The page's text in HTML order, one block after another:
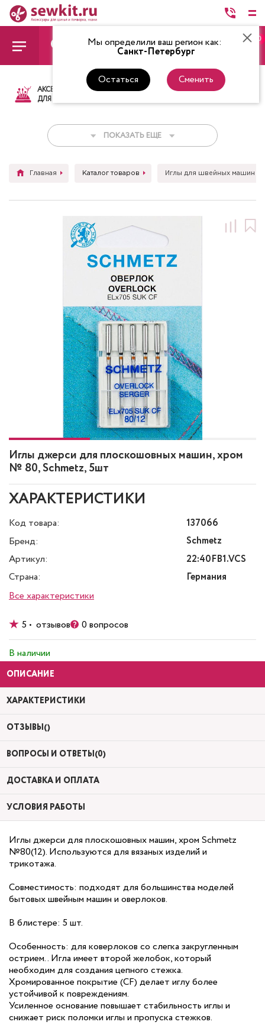
Мы определили ваш регион как:
Санкт-Петербург
Остаться Сменить
0
АКСЕССУАРЫ
ДЛЯ ШИТЬЯ
ТКАНИ НИТКИ
ПОКАЗАТЬ ЕЩЕ
Главная Каталог товаров Иглы для швейных машин
Иглы джерси для плоскошовных машин, хром
№ 80, Schmetz, 5шт
ХАРАКТЕРИСТИКИ
Код товара:
137066
Бренд:
Schmetz
Артикул:
22:40FB1.VCS
Страна:
Германия
Все характеристики
5 • отзывов 0 вопросов
В наличии
ОПИСАНИЕ
ХАРАКТЕРИСТИКИ
ОТЗЫВЫ()
ВОПРОСЫ И ОТВЕТЫ(0)
ДОСТАВКА И ОПЛАТА
УСЛОВИЯ РАБОТЫ
Иглы джерси для плоскошовных машин, хром Schmetz
№80(12). Используются для вязаных изделий и
трикотажа.
Совместимость: подходят для большинства моделей
бытовых швейным машин и оверлоков.
В блистере: 5 шт.
Особенность: для коверлоков со слегка закругленным
острием.. Игла имеет второй желобок, который
необходим для создания цепного стежка.
Хромированное покрытие (CF) делает иглу более
устойчивой к повреждениям.
Усиленное основание повышает стабильность иглы и
снижает риск поломки иглы и пропуска стежков.